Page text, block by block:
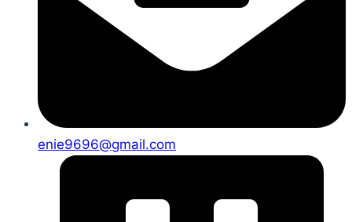
enie9696@gmail.com